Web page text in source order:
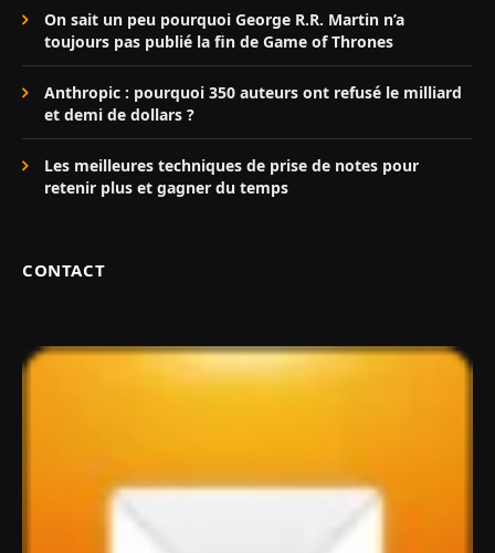
On sait un peu pourquoi George R.R. Martin n’a
toujours pas publié la fin de Game of Thrones
Anthropic : pourquoi 350 auteurs ont refusé le milliard
et demi de dollars ?
Les meilleures techniques de prise de notes pour
retenir plus et gagner du temps
CONTACT